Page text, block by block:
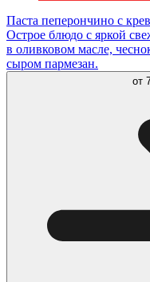
Паста пеперончино с
Острое блюдо с яркой
в оливковом масле,
сыром пармезан.
от